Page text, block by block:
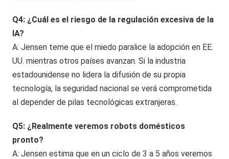
Q4: ¿Cuál es el riesgo de la regulación excesiva de la
IA?
A: Jensen teme que el miedo paralice la adopción en EE.
UU. mientras otros países avanzan. Si la industria
estadounidense no lidera la difusión de su propia
tecnología, la seguridad nacional se verá comprometida
al depender de pilas tecnológicas extranjeras.
Q5: ¿Realmente veremos robots domésticos
pronto?
A: Jensen estima que en un ciclo de 3 a 5 años veremos